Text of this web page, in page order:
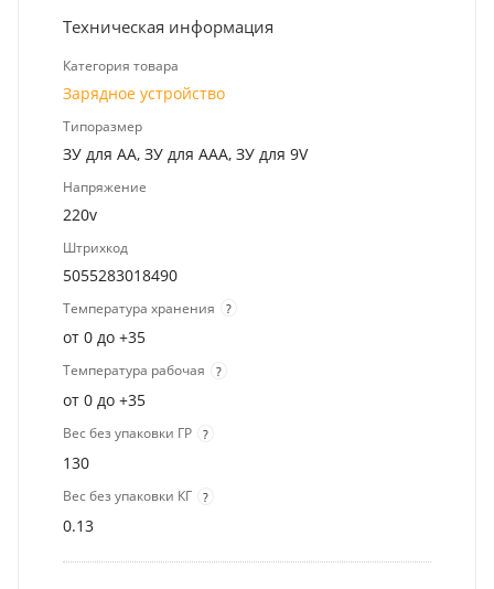
Техническая информация
Категория товара
Зарядное устройство
Типоразмер
ЗУ для AA, ЗУ для AAA, ЗУ для 9V
Напряжение
220v
Штрихкод
5055283018490
Температура хранения ?
от 0 до +35
Температура рабочая ?
от 0 до +35
Вес без упаковки ГР ?
130
Вес без упаковки КГ ?
0.13